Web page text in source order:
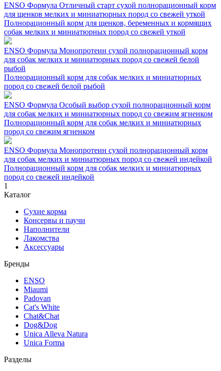
ENSO Формула Отличный старт сухой полнорационный корм
для щенков мелких и миниатюрных пород со свежей уткой
Полнорационный корм для щенков, беременных и кормящих
собак мелких и миниатюрных пород со свежей уткой
ENSO Формула Монопротеин сухой полнорационный корм
для собак мелких и миниатюрных пород со свежей белой
рыбой
Полнорационный корм для собак мелких и миниатюрных
пород со свежей белой рыбой
ENSO Формула Особый выбор сухой полнорационный корм
для собак мелких и миниатюрных пород со свежим ягненком
Полнорационный корм для собак мелких и миниатюрных
пород со свежим ягненком
ENSO Формула Монопротеин сухой полнорационный корм
для собак мелких и миниатюрных пород со свежей индейкой
Полнорационный корм для собак мелких и миниатюрных
пород со свежей индейкой
1
Каталог
Сухие корма
Консервы и паучи
Наполнители
Лакомства
Аксессуары
Бренды
ENSO
Miaumi
Padovan
Cat's White
Chat&Chat
Dog&Dog
Unica Alleva Natura
Unica Forma
Разделы